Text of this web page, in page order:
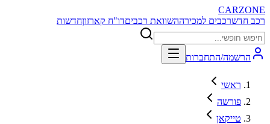
CARZONE
רכב חדשרכבים למכירההשוואת רכביםדו"ח קארזוןחדשות
הרשמה/התחברות
ראשי
פורשה
טייקאן